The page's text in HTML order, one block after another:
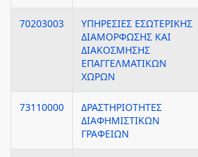
70203003
ΥΠΗΡΕΣΙΕΣ ΕΣΩΤΕΡΙΚΗΣ
ΔΙΑΜΟΡΦΩΣΗΣ ΚΑΙ
ΔΙΑΚΟΣΜΗΣΗΣ
ΕΠΑΓΓΕΛΜΑΤΙΚΩΝ
ΧΩΡΩΝ
73110000
ΔΡΑΣΤΗΡΙΟΤΗΤΕΣ
ΔΙΑΦΗΜΙΣΤΙΚΩΝ
ΓΡΑΦΕΙΩΝ